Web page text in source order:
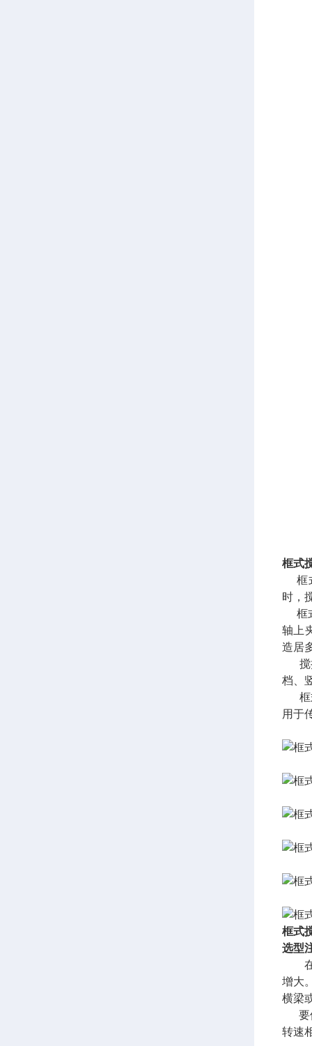
框式
框
时，
框
轴上
造居
搅
档、
框
用于
框式
选型
在
增大
横梁
要
转速